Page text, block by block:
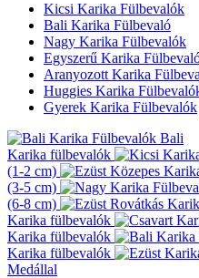
Kicsi Karika Fülbevalók
Bali Karika Fülbevaló
Nagy Karika Fülbevalók
Egyszerű Karika
Aranyozott Karika
Huggies Karika
Gyerek Karika Fülbevalók
Bali
Karika fülbevalók
(1-2 cm)
(3-5 cm)
(6-8 cm)
Karika fülbevalók
Karika fülbevalók
Karika fülbevalók
Medállal